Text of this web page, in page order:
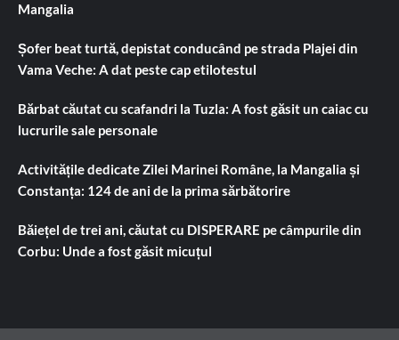
Mangalia
Șofer beat turtă, depistat conducând pe strada Plajei din
Vama Veche: A dat peste cap etilotestul
Bărbat căutat cu scafandri la Tuzla: A fost găsit un caiac cu
lucrurile sale personale
Activitățile dedicate Zilei Marinei Române, la Mangalia și
Constanța: 124 de ani de la prima sărbătorire
Băiețel de trei ani, căutat cu DISPERARE pe câmpurile din
Corbu: Unde a fost găsit micuțul